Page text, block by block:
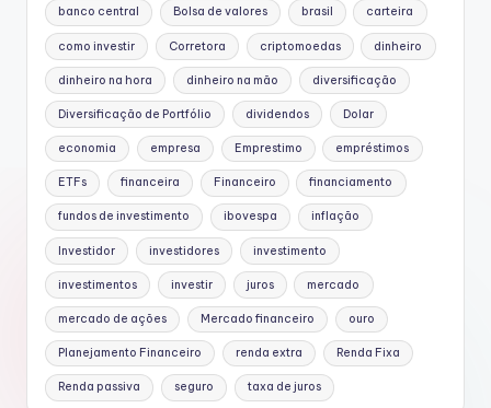
banco central Bolsa de valores brasil carteira
como investir Corretora criptomoedas dinheiro
dinheiro na hora dinheiro na mão diversificação
Diversificação de Portfólio dividendos Dolar
economia empresa Emprestimo empréstimos
ETFs financeira Financeiro financiamento
fundos de investimento ibovespa inflação
Investidor investidores investimento
investimentos investir juros mercado
mercado de ações Mercado financeiro ouro
Planejamento Financeiro renda extra Renda Fixa
Renda passiva seguro taxa de juros